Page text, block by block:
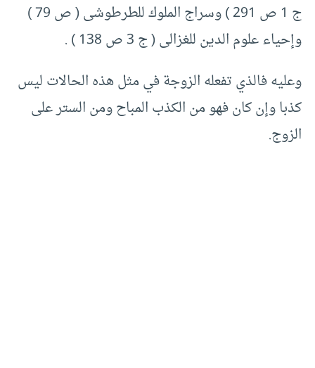
ج ‏1 ص ‏291 )‏ وسراج الملوك للطرطوشى (‏ ص ‏79 )‏
وإحياء علوم الدين للغزالى (‏ ج ‏3 ص ‏138 )‏ .‏
وعليه فالذي تفعله الزوجة في مثل هذه الحالات ليس
كذبا وإن كان فهو من الكذب المباح ومن الستر على
الزوج.